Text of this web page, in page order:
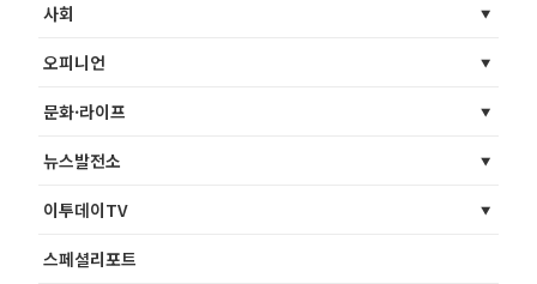
사회
오피니언
문화·라이프
뉴스발전소
이투데이TV
스페셜리포트